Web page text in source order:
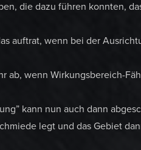
die dazu führen konnten,
auftrat, wenn bei der
ab, wenn Wirkungsbereich-
kann nun auch dann
legt und das Gebiet